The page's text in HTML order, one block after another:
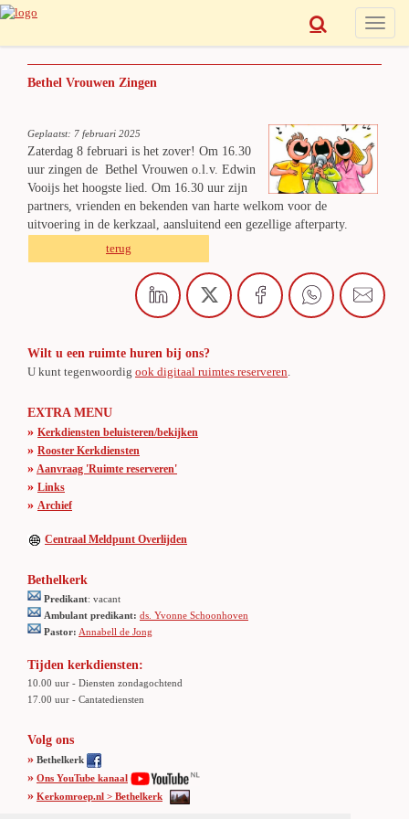
Toggle
Bethel Vrouwen Zingen
Geplaatst: 7 februari 2025
Zaterdag 8 februari is het zover! Om 16.30
uur zingen de Bethel Vrouwen o.l.v. Edwin
Vooijs het hoogste lied. Om 16.30 uur zijn
partners, vrienden en bekenden van harte welkom voor de
uitvoering in de kerkzaal, aansluitend een gezellige afterparty.
terug
Wilt u een ruimte huren bij ons?
U kunt tegenwoordig ook digitaal ruimtes reserveren
EXTRA MENU
» Kerkdiensten beluisteren/bekijken
» Rooster Kerkdiensten
» Aanvraag 'Ruimte reserveren'
» Links
» Archief
Centraal Meldpunt Overlijden
Bethelkerk
Predikant: vacant
Ambulant predikant: ds. Yvonne Schoonhoven
Pastor: Annabell de Jong
Tijden kerkdiensten:
10.00 uur - Diensten zondagochtend
17.00 uur - Cantatediensten
Volg ons
» Bethelkerk
» Ons YouTube kanaal
» Kerkomroep.nl > Bethelkerk